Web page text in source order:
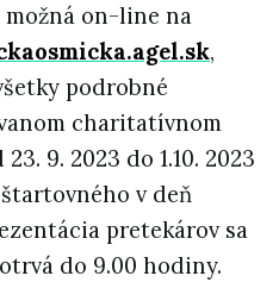
možná on-line na
,
podrobné
charitatívnom
9. 2023 do 1.10. 2023
v deň
pretekárov sa
do 9.00 hodiny.